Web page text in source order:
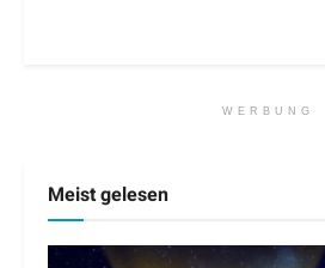
WERBUNG
Meist gelesen